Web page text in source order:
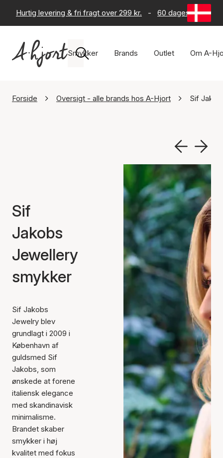
Hurtig levering & fri fragt over 299 kr. - 60 dages returret
Smykker Brands Outlet Om A-
Forside Oversigt - alle brands hos A-Hjort Sif
Sif
Jakobs
Jewellery
smykker
Sif Jakobs
Jewelry blev
grundlagt i 2009 i
København af
guldsmed Sif
Jakobs, som
ønskede at forene
italiensk elegance
med skandinavisk
minimalisme.
Brandet skaber
smykker i høj
kvalitet med fokus